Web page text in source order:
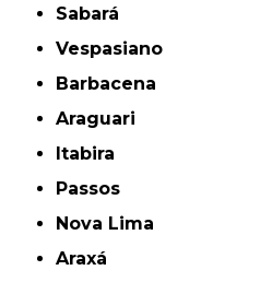
Sabará
Vespasiano
Barbacena
Araguari
Itabira
Passos
Nova Lima
Araxá